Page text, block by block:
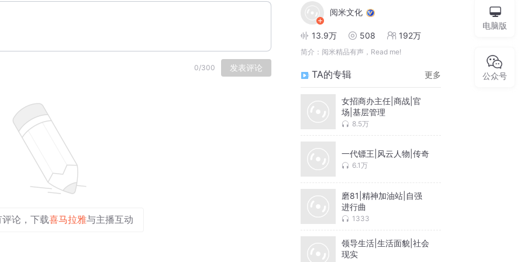
0/300 发表评论
论，下载喜马拉雅与主播互动
阅米文化
13.9万 508 192万
简介： 阅米精品有声，Read me!
TA的专辑 更多
女招商办主任|商战|官
场|基层管理
8.5万
一代镖王|风云人物|传奇
6.1万
磨81|精神加油站|自强
进行曲
1333
领导生活|生活面貌|社会
现实
电脑版
公众号